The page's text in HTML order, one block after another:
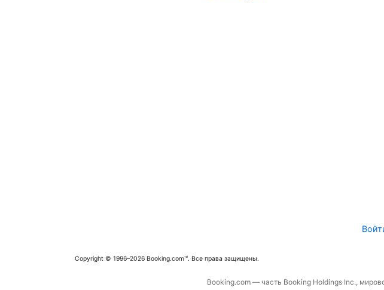
Copyright © 1996–2026 Booking.com™. Все права защищены.
Booking.com — часть Booking Holdings Inc.,